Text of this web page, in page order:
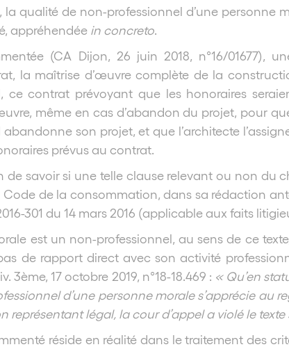
la qualité de non-professionnel d’une personne
appréhendée in concreto
(CA Dijon, 26 juin 2018, n°16/01677),
la maîtrise d’œuvre complète de la
ce contrat prévoyant que les honoraires
même en cas d’abandon du projet, pour
son projet, et que l’architecte
prévus au contrat.
de savoir si une telle clause relevant ou non du
Code de la consommation, dans sa rédaction
301 du 14 mars 2016 (applicable aux faits
est un non-professionnel, au sens de ce
de rapport direct avec son activité
3ème, 17 octobre 2019, n°18-18.469 : « Qu’en
d’une personne morale s’apprécie au
représentant légal, la cour d’appel a violé le texte
réside en réalité dans le traitement des